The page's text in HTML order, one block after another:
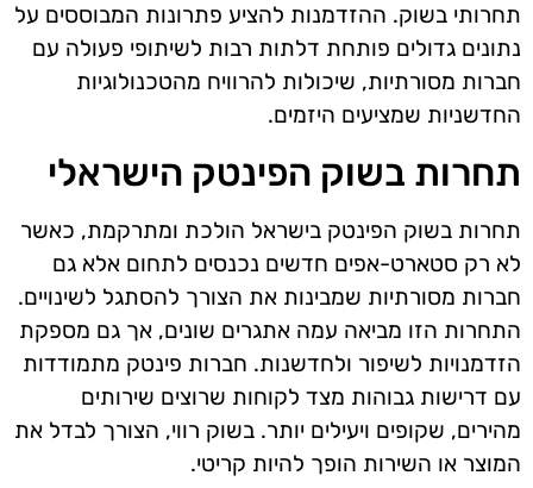
תחרותי בשוק. ההזדמנות להציע פתרונות המבוססים על
נתונים גדולים פותחת דלתות רבות לשיתופי פעולה עם
חברות מסורתיות, שיכולות להרוויח מהטכנולוגיות
החדשניות שמציעים היזמים.
תחרות בשוק הפינטק הישראלי
תחרות בשוק הפינטק בישראל הולכת ומתרקמת, כאשר
לא רק סטארט-אפים חדשים נכנסים לתחום אלא גם
חברות מסורתיות שמבינות את הצורך להסתגל לשינויים.
התחרות הזו מביאה עמה אתגרים שונים, אך גם מספקת
הזדמנויות לשיפור ולחדשנות. חברות פינטק מתמודדות
עם דרישות גבוהות מצד לקוחות שרוצים שירותים
מהירים, שקופים ויעילים יותר. בשוק רווי, הצורך לבדל את
המוצר או השירות הופך להיות קריטי.